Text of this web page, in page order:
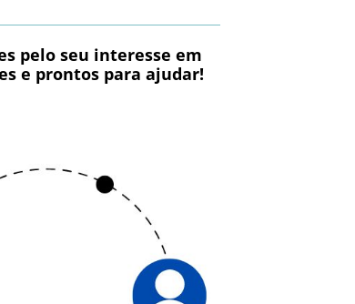
pelo seu interesse em
e prontos para ajudar!